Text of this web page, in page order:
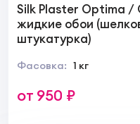
Silk Plaster Optima
жидкие обои
штукатурка)
Фасовка: 1 кг
от 950 ₽